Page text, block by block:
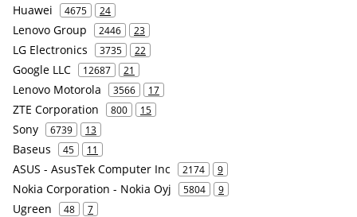
Huawei 4675 24
Lenovo Group 2446 23
LG Electronics 3735 22
Google LLC 12687 21
Lenovo Motorola 3566 17
ZTE Corporation 800 15
Sony 6739 13
Baseus 45 11
ASUS - AsusTek Computer Inc 2174 9
Nokia Corporation - Nokia Oyj 5804 9
Ugreen 48 7